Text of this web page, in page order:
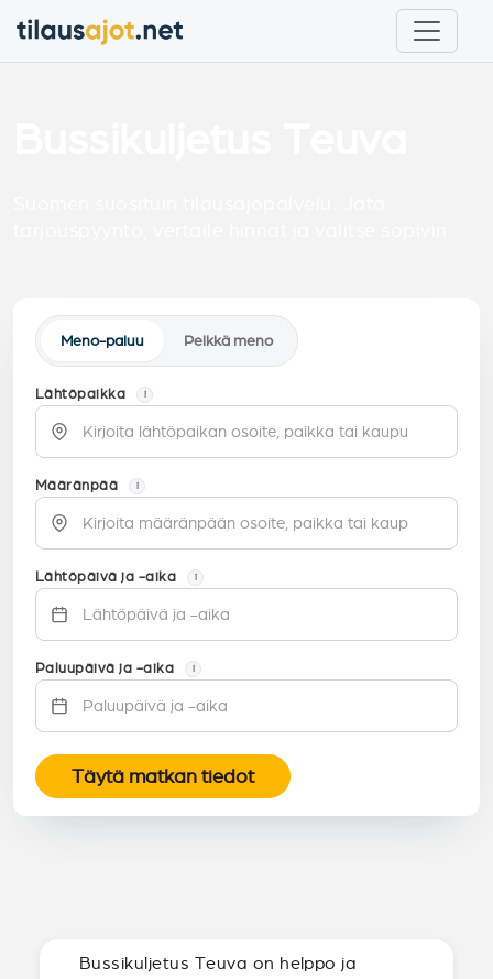
Meno-paluu Pelkkä meno
Lähtöpaikka i
Määränpää i
Lähtöpäivä ja -aika i
Paluupäivä ja -aika i
Täytä matkan tiedot
Bussikuljetus Teuva on helppo ja